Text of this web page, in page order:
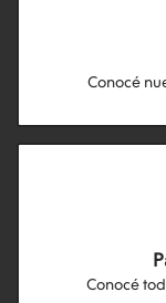
Conocé
Conocé